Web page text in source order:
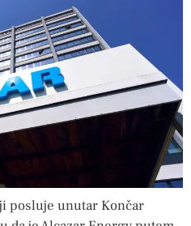
posluje unutar Končar